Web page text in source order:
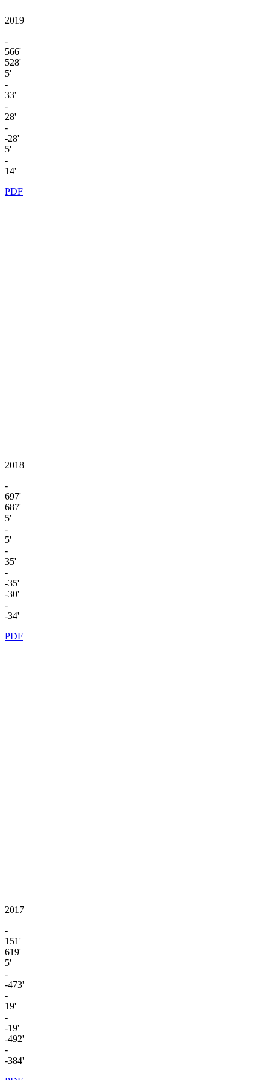
2019
-
566'
528'
5'
-
33'
-
28'
-
-28'
5'
-
14'
PDF
2018
-
697'
687'
5'
-
5'
-
35'
-
-35'
-30'
-
-34'
PDF
2017
-
151'
619'
5'
-
-473'
-
19'
-
-19'
-492'
-
-384'